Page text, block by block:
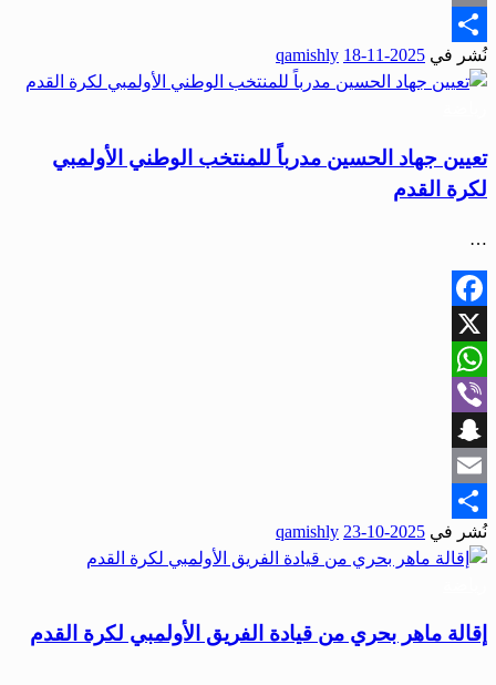
Email
Share
نُشر في 2025-11-18
qamishly
تعيين جهاد الحسين مدرباً للمنتخب الوطني الأولمبي
لكرة القدم
…
Facebook
X
WhatsApp
Viber
Snapchat
Email
Share
نُشر في 2025-10-23
qamishly
إقالة ماهر بحري من قيادة الفريق الأولمبي لكرة القدم